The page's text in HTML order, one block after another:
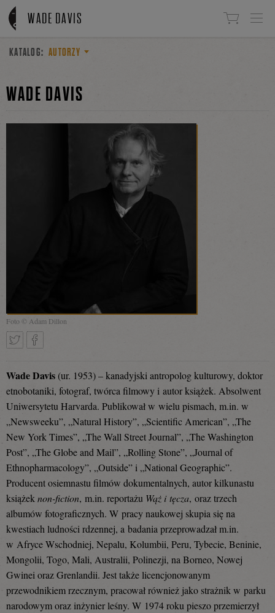
Linki do przejścia
WADE DAVIS
KATALOG: AUTORZY
WADE DAVIS
Foto © Adam Dillon
TweetnijPodziel
się
na
Facebooku
Wade Davis (ur. 1953) – kanadyjski antropolog kulturowy, doktor
etnobotaniki, fotograf, twórca filmowy i autor książek. Absolwent
Uniwersytetu Harvarda. Publikował w wielu pismach, m.in. w
„Newsweeku”, „Natural History”, „Scientific American”, „The
New York Times”, „The Wall Street Journal”, „The Washington
Post”, „The Globe and Mail”, „Rolling Stone”, „Journal of
Ethnopharmacology”, „Outside” i „National Geographic”.
Producent osiemnastu filmów dokumentalnych, autor kilkunastu
książeknon-fiction, m.in. reportażu Wąż i tęcza, oraz trzech
albumów fotograficznych. W pracy naukowej skupia się na
kwestiach ludności rdzennej, a badania przeprowadzał m.in.
w Afryce Wschodniej, Nepalu, Kolumbii, Peru, Tybecie, Beninie,
Mongolii, Togo, Mali, Australii, Polinezji, na Borneo, Nowej
Gwinei oraz Grenlandii. Jest także licencjonowanym
przewodnikiem rzecznym, pracował również jako strażnik w parku
narodowym oraz inżynier leśny. W 1974 roku pieszo przemierzył